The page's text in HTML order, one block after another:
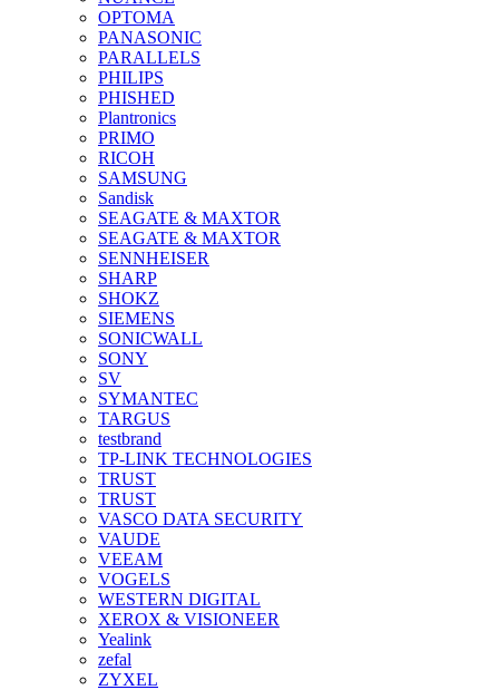
OPTOMA
PANASONIC
PARALLELS
PHILIPS
PHISHED
Plantronics
PRIMO
RICOH
SAMSUNG
Sandisk
SEAGATE & MAXTOR
SEAGATE & MAXTOR
SENNHEISER
SHARP
SHOKZ
SIEMENS
SONICWALL
SONY
SV
SYMANTEC
TARGUS
testbrand
TP-LINK TECHNOLOGIES
TRUST
TRUST
VASCO DATA SECURITY
VAUDE
VEEAM
VOGELS
WESTERN DIGITAL
XEROX & VISIONEER
Yealink
zefal
ZYXEL